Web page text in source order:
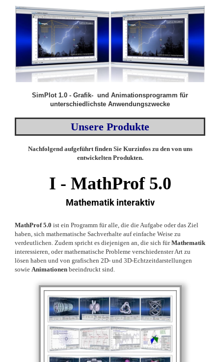
SimPlot 1.0 - Grafik- und Animationsprogramm für
unterschiedlichste Anwendungszwecke
Unsere Produkte
Nachfolgend aufgeführt finden Sie Kurzinfos zu den von uns
entwickelten Produkten.
I - MathProf 5.0
Mathematik interaktiv
MathProf 5.0 ist ein Programm für alle, die die Aufgabe oder das Ziel
haben, sich mathematische Sachverhalte auf einfache Weise zu
verdeutlichen. Zudem spricht es diejenigen an, die sich fürMathematik
interessieren, oder mathematische Probleme verschiedenster Art zu
lösen haben und von grafischen 2D- und 3D-Echtzeitdarstellungen
sowie Animationen beeindruckt sind.